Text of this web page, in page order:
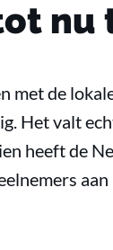
nu
met de
Het valt
heeft de